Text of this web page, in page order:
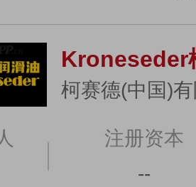
Kroneseder
柯赛德(中国)
注册资本
--